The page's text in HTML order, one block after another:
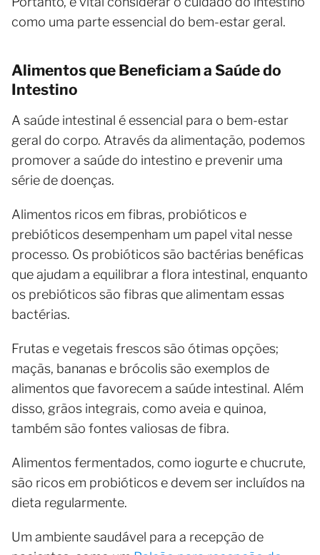
como uma parte essencial do bem-estar geral.
Alimentos que Beneficiam a Saúde do
Intestino
A saúde intestinal é essencial para o bem-estar
geral do corpo. Através da alimentação, podemos
promover a saúde do intestino e prevenir uma
série de doenças.
Alimentos ricos em fibras, probióticos e
prebióticos desempenham um papel vital nesse
processo. Os probióticos são bactérias benéficas
que ajudam a equilibrar a flora intestinal, enquanto
os prebióticos são fibras que alimentam essas
bactérias.
Frutas e vegetais frescos são ótimas opções;
maçãs, bananas e brócolis são exemplos de
alimentos que favorecem a saúde intestinal. Além
disso, grãos integrais, como aveia e quinoa,
também são fontes valiosas de fibra.
Alimentos fermentados, como iogurte e chucrute,
são ricos em probióticos e devem ser incluídos na
dieta regularmente.
Um ambiente saudável para a recepção de